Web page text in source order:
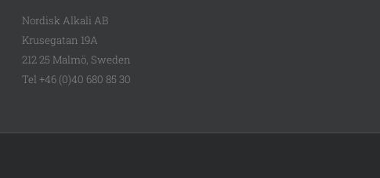
Nordisk Alkali AB
Krusegatan 19A
212 25 Malmö, Sweden
Tel +46 (0)40 680 85 30